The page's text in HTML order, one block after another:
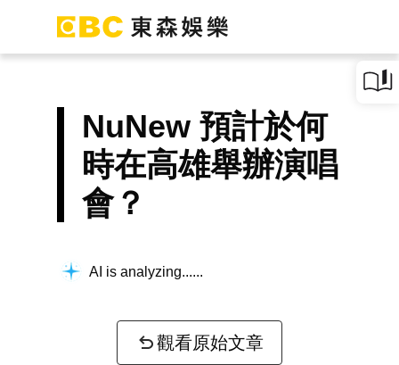
NuNew 預計於何
時在高雄舉辦演唱
會？
AI is analyzing...
觀看原始文章